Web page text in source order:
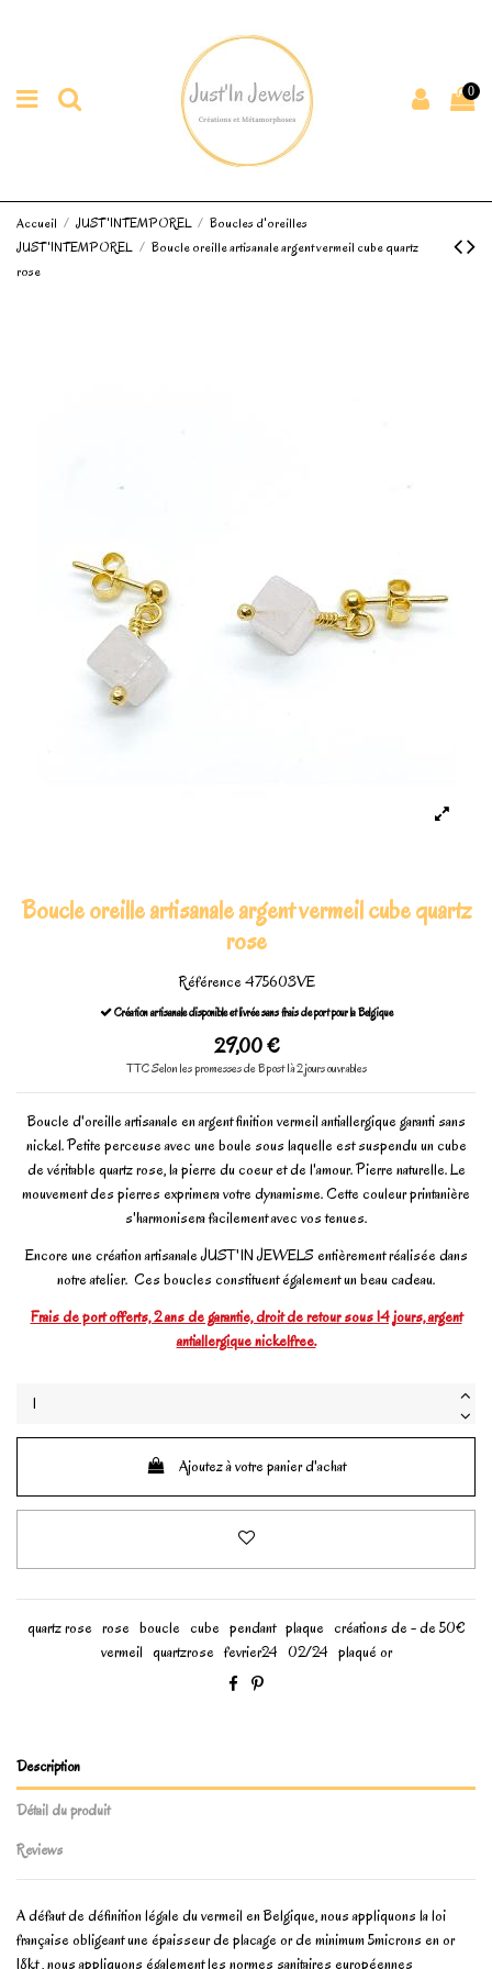
0
Accueil JUST'INTEMPOREL
Boucles d'oreilles
JUST'INTEMPOREL
Boucle oreille artisanale argent vermeil cube quartz
rose
Boucle oreille artisanale argent vermeil cube quartz
rose
Référence475603VE
Création artisanale disponible et livrée sans frais de port pour la Belgique
29,00 €
TTCSelon les promesses de Bpost 1à 2 jours ouvrables
Boucle d'oreille artisanale en argent finition vermeil antiallergique garanti sans
nickel. Petite perceuse avec une boule sous laquelle est suspendu un cube
de véritable quartz rose, la pierre du coeur et de l'amour. Pierre naturelle. Le
mouvement des pierres exprimera votre dynamisme. Cette couleur printanière
s'harmonisera facilement avec vos tenues.
Encore une création artisanale JUST'IN JEWELS entièrement réalisée dans
notre atelier. Ces boucles constituent également un beau cadeau.
Frais de port offerts, 2 ans de garantie, droit de retour sous 14 jours, argent
antiallergique nickelfree.
Ajoutez à votre panier d'achat
quartz rose rose boucle cube pendant plaque créations de - de 50€
vermeil quartzrose fevrier24 02/24 plaqué or
Description
Détail du produit
Reviews
A défaut de définition légale du vermeil en Belgique, nous appliquons la loi
française obligeant une épaisseur de placage or de minimum 5microns en or
18kt , nous appliquons également les normes sanitaires européennes